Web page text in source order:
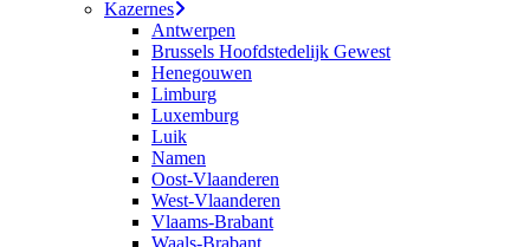
Kazernes
Antwerpen
Brussels Hoofdstedelijk Gewest
Henegouwen
Limburg
Luxemburg
Luik
Namen
Oost-Vlaanderen
West-Vlaanderen
Vlaams-Brabant
Waals-Brabant